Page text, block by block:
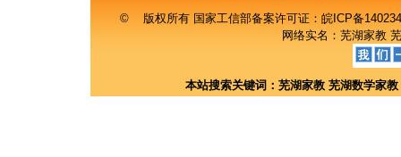
© 版权所有 国家工信部备案许可证： 皖ICP备
网络实名： 芜湖家教
本站搜索关键词： 芜湖家教 芜湖数学家教